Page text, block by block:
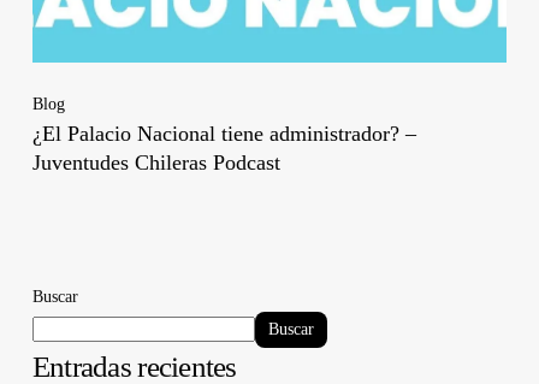
Blog
¿El Palacio Nacional tiene administrador? –
Juventudes Chileras Podcast
Buscar
Buscar
Entradas recientes